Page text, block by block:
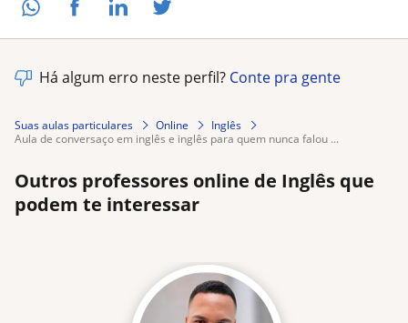
Há algum erro neste perfil? Conte pra gente
Suas aulas particulares Online
Inglês
aula de conversaço em inglês e inglês para quem nunca falou ...
Outros professores online de Inglês que
podem te interessar